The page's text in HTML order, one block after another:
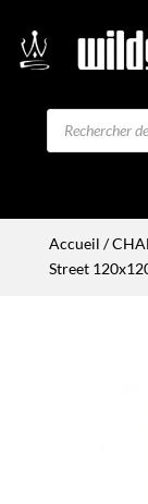
Recherche
Accueil /
Street